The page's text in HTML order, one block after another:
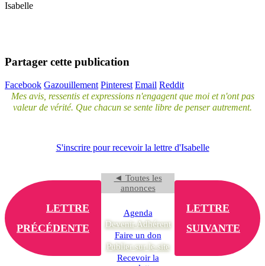
Isabelle
Partager cette publication
Facebook Gazouillement Pinterest Email Reddit
Mes avis, ressentis et expressions n'engagent que moi et n'ont pas
valeur de vérité. Que chacun se sente libre de penser autrement.
S'inscrire pour recevoir la lettre d'Isabelle
LETTRE
PRÉCÉDENTE
LETTRE
SUIVANTE
◄ Toutes les
annonces
Agenda
Devenir Adhérent
Faire un don
Publier sur le site
Recevoir la